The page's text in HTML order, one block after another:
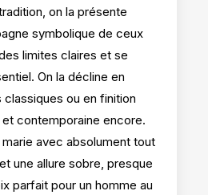
on la présente
symbolique de ceux
limites claires et se
On la décline en
ou en finition
contemporaine encore.
avec absolument tout
une allure sobre, presque
parfait pour un homme au